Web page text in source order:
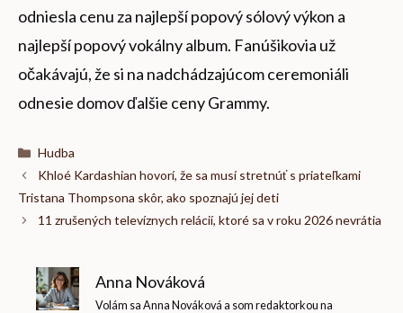
odniesla cenu za najlepší popový sólový výkon a
najlepší popový vokálny album. Fanúšikovia už
očakávajú, že si na nadchádzajúcom ceremoniáli
odnesie domov ďalšie ceny Grammy.
Kategórie
Hudba
Khloé Kardashian hovorí, že sa musí stretnúť s priateľkami
Tristana Thompsona skôr, ako spoznajú jej deti
11 zrušených televíznych relácií, ktoré sa v roku 2026 nevrátia
Anna Nováková
Volám sa Anna Nováková a som redaktorkou na